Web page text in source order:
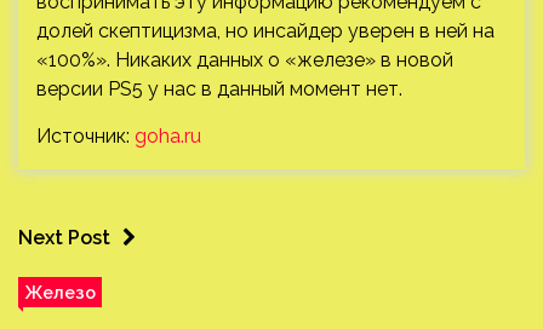
долей скептицизма, но инсайдер уверен в ней на
«100%». Никаких данных о «железе» в новой
версии PS5 у нас в данный момент нет.
Источник: goha.ru
Next Post
Железо